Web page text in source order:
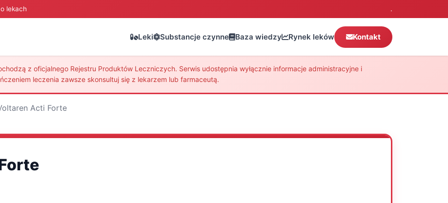
lekach .
Leki Substancje czynne Baza wiedzy Rynek leków Kontakt
z oficjalnego Rejestru Produktów Leczniczych. Serwis udostępnia wyłącznie informacje administracyjne i
leczenia zawsze skonsultuj się z lekarzem lub farmaceutą.
Acti Forte